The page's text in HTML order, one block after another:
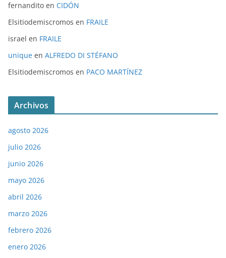
fernandito en CIDÓN
Elsitiodemiscromos en FRAILE
israel en FRAILE
unique en ALFREDO DI STÉFANO
Elsitiodemiscromos en PACO MARTÍNEZ
Archivos
agosto 2026
julio 2026
junio 2026
mayo 2026
abril 2026
marzo 2026
febrero 2026
enero 2026